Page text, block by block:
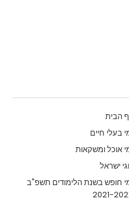
הבית
בעלי חיים
אוכל ומשקאות
ישראל
חופש בשנת הלימודים תשפ"ב
2021-